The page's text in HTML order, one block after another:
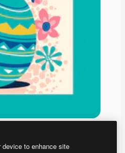
device to enhance site